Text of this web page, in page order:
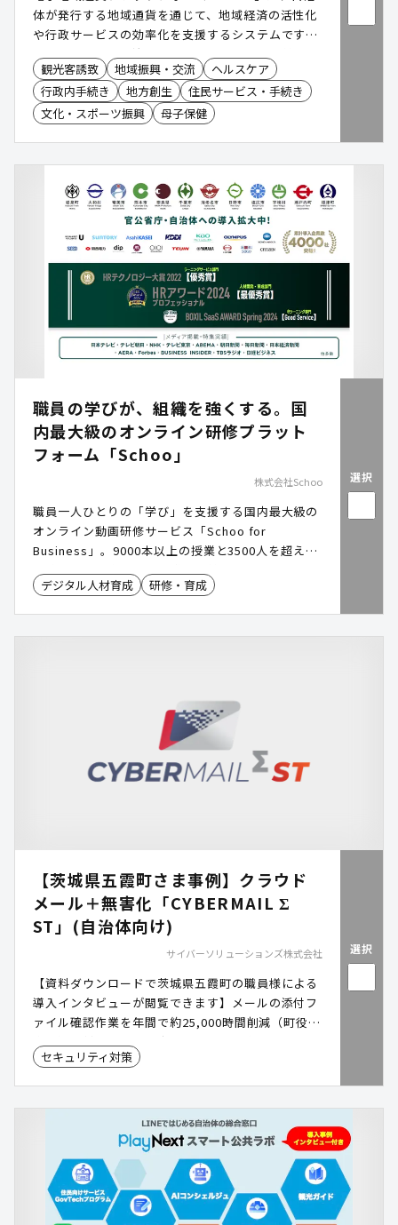
体が発行する地域通貨を通じて、地域経済の活性化
や行政サービスの効率化を支援するシステムです。
住民、加盟店、自治体の三者にメリットを提供し、
地域の課題解決と持続可能な発展を目指します。
観光客誘致 地域振興・交流
ヘルスケア
行政内手続き
地方創生
住民サービス・手続き
文化・スポーツ振興
母子保健
職員の学びが、組織を強くする。国
内最大級のオンライン研修プラット
フォーム「Schoo」
株式会社Schoo
職員一人ひとりの「学び」を支援する国内最大級の
オンライン動画研修サービス「Schoo for
Business」。9000本以上の授業と3500人を超える
登壇者による実践的な知識を提供。階層別研修から
自発的な学習の習慣化まで、組織の成長を支える仕
デジタル人材育成 研修・育成
選択
【茨城県五霞町さま事例】クラウド
メール＋無害化「CYBERMAIL Σ
ST」(自治体向け)
サイバーソリューションズ株式会社
【資料ダウンロードで茨城県五霞町の職員様による
導入インタビューが閲覧できます】メールの添付フ
ァイル確認作業を年間で約25,000時間削減（町役場
全体）！対策コストは内部サーバでの実装に比べて
4割削減
セキュリティ対策
選択